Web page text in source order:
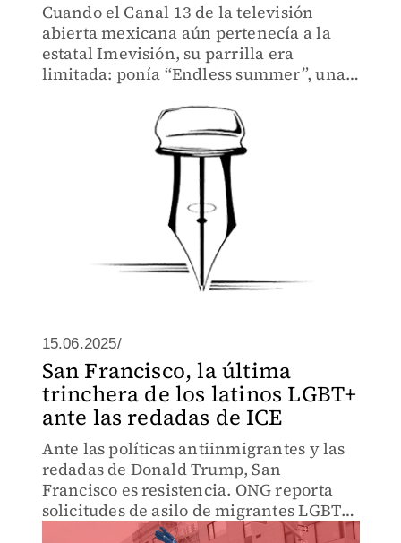
Cuando el Canal 13 de la televisión
abierta mexicana aún pertenecía a la
estatal Imevisión, su parrilla era
limitada: ponía “Endless summer”, una
por los Beach Boys de apenas ocho
15.06.2025/
San Francisco, la última
trinchera de los latinos LGBT+
ante las redadas de ICE
Ante las políticas antiinmigrantes y las
redadas de Donald Trump, San
Francisco es resistencia. ONG reporta
solicitudes de asilo de migrantes LGBT+
incrementaron 25%.